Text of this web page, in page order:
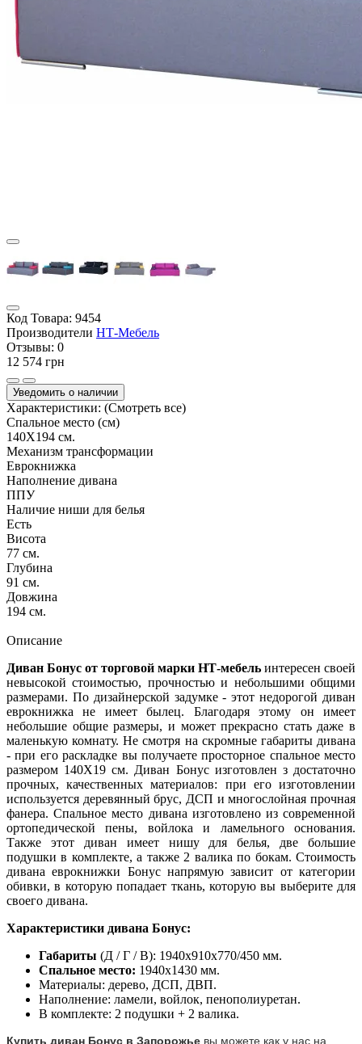
Код Товара: 9454
Производители НТ-Мебель
Отзывы: 0
12 574 грн
Уведомить о наличии
Характеристики: (Смотреть все)
Спальное место (см)
140Х194 см.
Механизм трансформации
Еврокнижка
Наполнение дивана
ППУ
Наличие ниши для белья
Есть
Висота
77 см.
Глубина
91 см.
Довжина
194 см.
Описание
Диван Бонус от торговой марки НТ-мебель интересен своей
невысокой стоимостью, прочностью и небольшими общими
размерами. По дизайнерской задумке - этот недорогой диван
еврокнижка не имеет былец. Благодаря этому он имеет
небольшие общие размеры, и может прекрасно стать даже в
маленькую комнату. Не смотря на скромные габариты дивана
- при его раскладке вы получаете просторное спальное место
размером 140Х19 см. Диван Бонус изготовлен з достаточно
прочных, качественных материалов: при его изготовлении
используется деревянный брус, ДСП и многослойная прочная
фанера. Спальное место дивана изготовлено из современной
ортопедической пены, войлока и ламельного основания.
Также этот диван имеет нишу для белья, две большие
подушки в комплекте, а также 2 валика по бокам. Стоимость
дивана еврокнижки Бонус напрямую зависит от категории
обивки, в которую попадает ткань, которую вы выберите для
своего дивана.
Характеристики дивана Бонус:
Габариты (Д / Г / В): 1940х910х770/450 мм.
Спальное место: 1940х1430 мм.
Материалы: дерево, ДСП, ДВП.
Наполнение: ламели, войлок, пенополиуретан.
В комплекте: 2 подушки + 2 валика.
Купить диван Бонус в Запорожье вы можете как у нас на